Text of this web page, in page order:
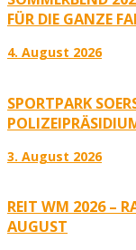
FÜR DIE GANZE
4. August 2026
SPORTPARK
3. August 2026
REIT WM 2026 –
AUGUST